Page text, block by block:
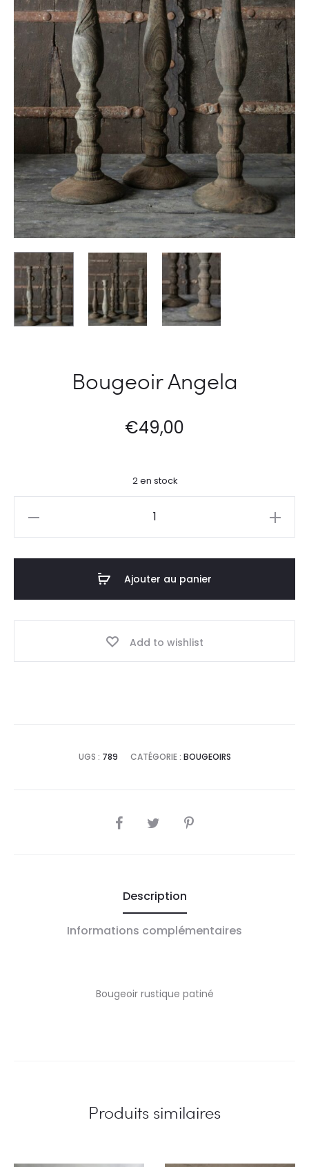
Bougeoir Angela
€49,00
2 en stock
Ajouter au panier
Add to wishlist
UGS : 789 CATÉGORIE : BOUGEOIRS
SHARE
Description
Informations complémentaires
Bougeoir rustique patiné
Produits similaires